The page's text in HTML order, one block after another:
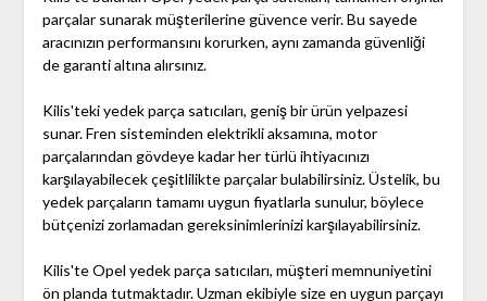
parçalar sunarak müşterilerine güvence verir. Bu sayede
aracınızın performansını korurken, aynı zamanda güvenliği
de garanti altına alırsınız.
Kilis'teki yedek parça satıcıları, geniş bir ürün yelpazesi
sunar. Fren sisteminden elektrikli aksamına, motor
parçalarından gövdeye kadar her türlü ihtiyacınızı
karşılayabilecek çeşitlilikte parçalar bulabilirsiniz. Üstelik, bu
yedek parçaların tamamı uygun fiyatlarla sunulur, böylece
bütçenizi zorlamadan gereksinimlerinizi karşılayabilirsiniz.
Kilis'te Opel yedek parça satıcıları, müşteri memnuniyetini
ön planda tutmaktadır. Uzman ekibiyle size en uygun parçayı